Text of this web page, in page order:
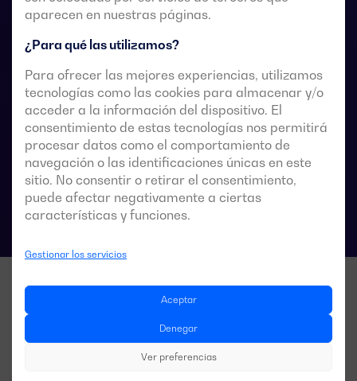
aparecen en nuestras páginas.
¿Para qué las utilizamos?
Para ofrecer las mejores experiencias, utilizamos
tecnologías como las cookies para almacenar y/o
acceder a la información del dispositivo. El
consentimiento de estas tecnologías nos permitirá
procesar datos como el comportamiento de
navegación o las identificaciones únicas en este
sitio. No consentir o retirar el consentimiento,
puede afectar negativamente a ciertas
características y funciones.
Gestionar los servicios
Aceptar
Denegar
Ver preferencias
Están diseñados para usarse en sistemas de
breve interrupción de la alimentación de la carga
durante la transferencia.
Fichas técnicas de las conmutaciones